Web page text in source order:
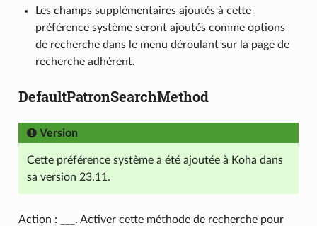
Les champs supplémentaires ajoutés à cette
préférence système seront ajoutés comme options
de recherche dans le menu déroulant sur la page de
recherche adhérent.
DefaultPatronSearchMethod
Version
Cette préférence système a été ajoutée à Koha dans
sa version 23.11.
Action : ___. Activer cette méthode de recherche pour